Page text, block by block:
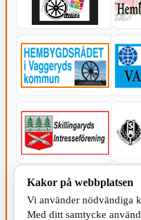
KOMMUNEN
Kakor på webbplatsen
Vi använder nödvändiga
Med ditt samtycke